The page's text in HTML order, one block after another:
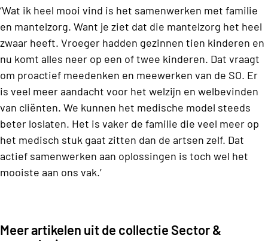
‘Wat ik heel mooi vind is het samenwerken met familie
en mantelzorg. Want je ziet dat die mantelzorg het heel
zwaar heeft. Vroeger hadden gezinnen tien kinderen en
nu komt alles neer op een of twee kinderen. Dat vraagt
om proactief meedenken en meewerken van de SO. Er
is veel meer aandacht voor het welzijn en welbevinden
van cliënten. We kunnen het medische model steeds
beter loslaten. Het is vaker de familie die veel meer op
het medisch stuk gaat zitten dan de artsen zelf. Dat
actief samenwerken aan oplossingen is toch wel het
mooiste aan ons vak.’
Meer artikelen uit de collectie Sector &